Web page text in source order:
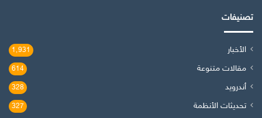
تصنيفات
الأخبار 1٬931
مقالات متنوعة 614
أندرويد 328
تحديثات الأنظمة 327